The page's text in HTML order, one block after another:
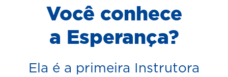
Você conhece
a Esperança?
Ela é a primeira Instrutora